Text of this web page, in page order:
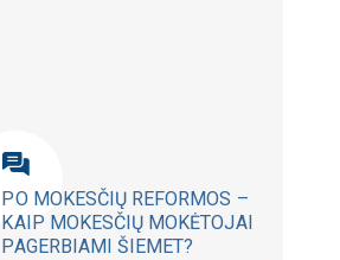
PO MOKESČIŲ REFORMOS –
KAIP MOKESČIŲ MOKĖTOJAI
PAGERBIAMI ŠIEMET?